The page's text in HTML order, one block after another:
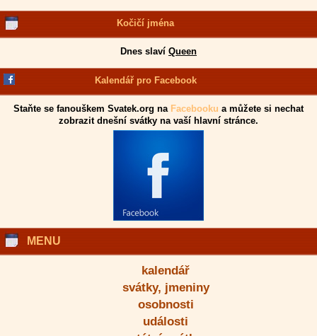
Kočičí jména
Dnes slaví Queen
Kalendář pro Facebook
Staňte se fanouškem Svatek.org na Facebooku a můžete si nechat
zobrazit dnešní svátky na vaší hlavní stránce.
MENU
kalendář
svátky, jmeniny
osobnosti
události